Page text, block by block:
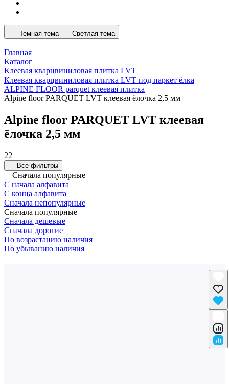
Темная тема Светлая тема
Главная
Каталог
Клеевая кварцвиниловая плитка LVT
Клеевая кварцвиниловая плитка LVT под паркет ёлка
ALPINE FLOOR parquet клеевая плитка
Alpine floor PARQUET LVT клеевая ёлочка 2,5 мм
Alpine floor PARQUET LVT клеевая
ёлочка 2,5 мм
22
Все фильтры
Сначала популярные
С начала алфавита
С конца алфавита
Сначала непопулярные
Сначала популярные
Сначала дешевые
Сначала дорогие
По возрастанию наличия
По убыванию наличия